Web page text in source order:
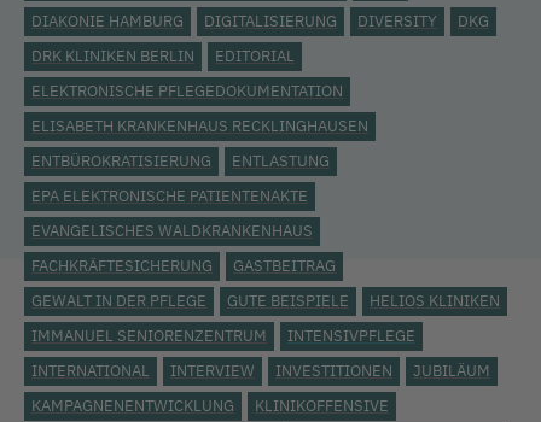
DIAKONIE HAMBURG
DIGITALISIERUNG DIVERSITY
DKG
DRK KLINIKEN BERLIN
EDITORIAL
ELEKTRONISCHE PFLEGEDOKUMENTATION
ELISABETH KRANKENHAUS RECKLINGHAUSEN
ENTBÜROKRATISIERUNG
ENTLASTUNG
EPA ELEKTRONISCHE PATIENTENAKTE
EVANGELISCHES WALDKRANKENHAUS
FACHKRÄFTESICHERUNG
GASTBEITRAG
GEWALT IN DER PFLEGE
GUTE BEISPIELE
HELIOS KLINIKEN
IMMANUEL SENIORENZENTRUM
INTENSIVPFLEGE
INTERNATIONAL
INTERVIEW INVESTITIONEN
JUBILÄUM
KAMPAGNENENTWICKLUNG
KLINIKOFFENSIVE